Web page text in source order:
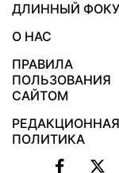
ДЛИННЫЙ
О НАС
ПРАВИЛА
ПОЛЬЗОВАНИЯ
САЙТОМ
РЕДАКЦИОННАЯ
ПОЛИТИКА